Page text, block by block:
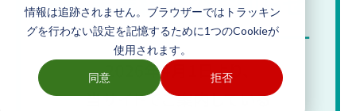
情報は追跡されません。ブラウザーではトラッキン
グを行わない設定を記憶するために1つのCookieが
使用されます。
同意 拒否